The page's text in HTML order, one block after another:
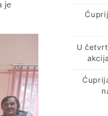
je
U